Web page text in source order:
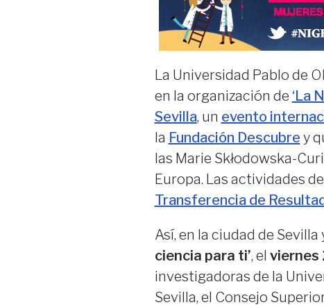
La Universidad Pablo de
en la organización de ‘La
Sevilla, un evento
la Fundación Descubrey
las Marie Skłodowska-
Europa. Las actividades
Transferencia de
Así, en la ciudad de Sevilla
ciencia para ti’, el viernes
investigadoras de la
Sevilla, el Consejo